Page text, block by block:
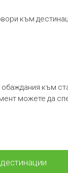
към
към
можете да